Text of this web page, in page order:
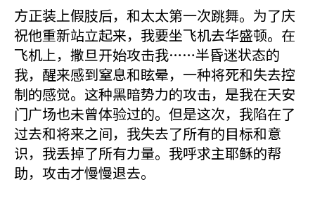
方正装上假肢后，和太太第一次跳舞。为了庆
祝他重新站立起来，我要坐飞机去华盛顿。在
飞机上，撒旦开始攻击我……半昏迷状态的
我，醒来感到窒息和眩晕，一种将死和失去控
制的感觉。这种黑暗势力的攻击，是我在天安
门广场也未曾体验过的。但是这次，我陷在了
过去和将来之间，我失去了所有的目标和意
识，我丢掉了所有力量。我呼求主耶稣的帮
助，攻击才慢慢退去。